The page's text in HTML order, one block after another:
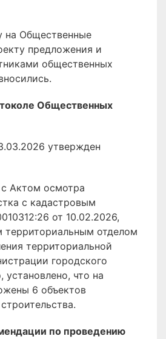
на Общественные
предложения и
общественных
Общественных
утвержден
Актом осмотра
с кадастровым
от 10.02.2026,
территориальным отделом
территориальной
городского
установлено, что на
6 объектов
по проведению